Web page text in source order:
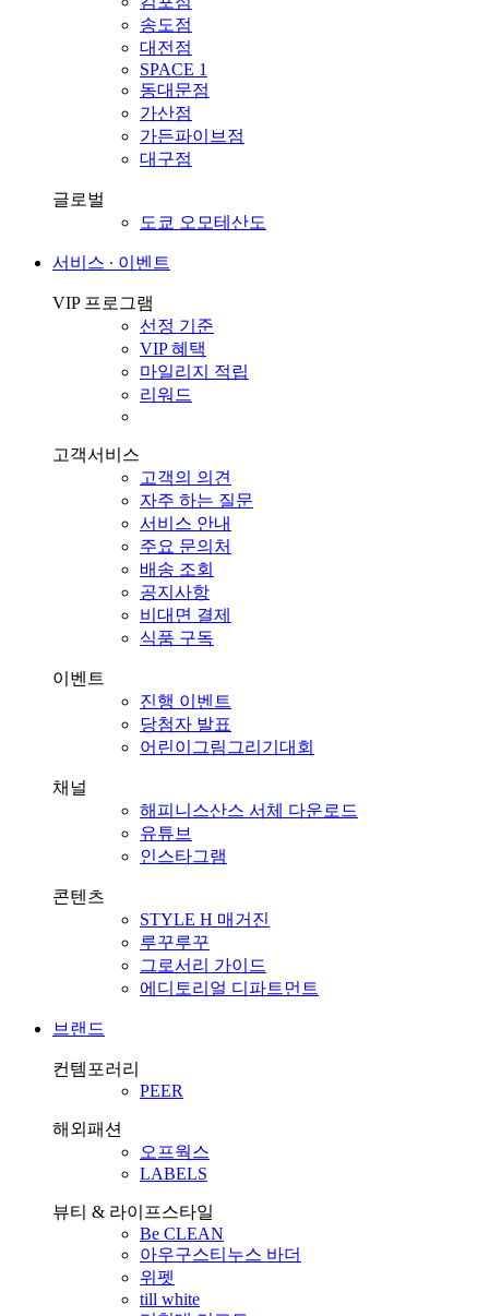
송도점
대전점
SPACE 1
동대문점
가산점
가든파이브점
대구점
글로벌
도쿄 오모테산도
서비스 ∙ 이벤트
VIP 프로그램
선정 기준
VIP 혜택
마일리지 적립
리워드
고객서비스
고객의 의견
자주 하는 질문
서비스 안내
주요 문의처
배송 조회
공지사항
비대면 결제
식품 구독
이벤트
진행 이벤트
당첨자 발표
어린이그림그리기대회
채널
해피니스산스 서체 다운로드
유튜브
인스타그램
콘텐츠
STYLE H 매거진
루꾸루꾸
그로서리 가이드
에디토리얼 디파트먼트
브랜드
컨템포러리
PEER
해외패션
오프웍스
LABELS
뷰티 & 라이프스타일
Be CLEAN
아우구스티누스 바더
위펫
till white